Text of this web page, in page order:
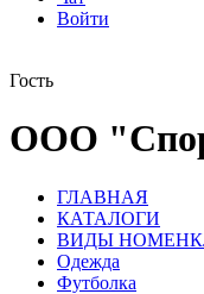
Войти
Гость
ООО
ГЛАВНАЯ
КАТАЛОГИ
ВИДЫ
Одежда
Футболка